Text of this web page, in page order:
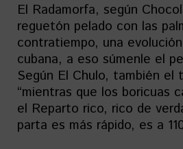
El Radamorfa, según
reguetón pelado con las
contratiempo, una
cubana, a eso súmenle el
Según El Chulo, también
“mientras que los boricuas
el Reparto rico, rico de
parta es más rápido, es a